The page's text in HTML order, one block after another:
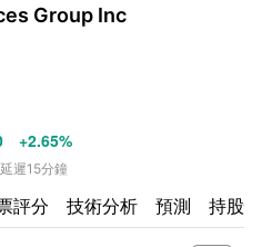
Group Inc
+2.65%
遲15分鐘
評分 技術分析 預測 持股